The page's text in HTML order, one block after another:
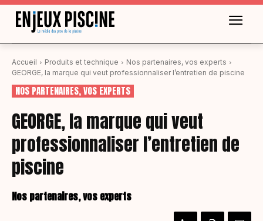
Accueil Produits et technique
Nos partenaires, vos experts
GEORGE, la marque qui veut professionnaliser l’entretien de piscine
NOS PARTENAIRES, VOS EXPERTS
GEORGE, la marque qui veut
professionnaliser l’entretien de
piscine
Nos partenaires, vos experts